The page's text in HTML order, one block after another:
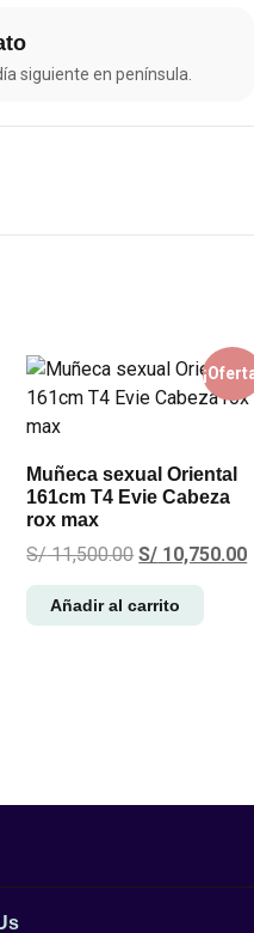
siguiente en península.
Muñeca sexual Oriental
161cm T4 Evie Cabeza
rox max
S/11,500.00 S/ 10,750.00
Añadir al carrito